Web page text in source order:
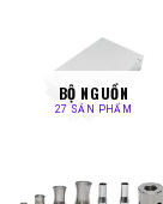
BỘ NGUỒN
27 SẢN PHẨM